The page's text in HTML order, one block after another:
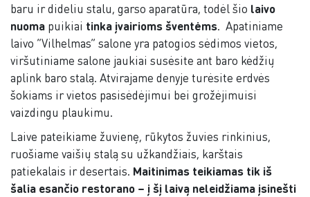
baru ir dideliu stalu, garso aparatūra, todėl šio laivo
nuoma puikiai tinka įvairioms šventėms. Apatiniame
laivo “Vilhelmas” salone yra patogios sėdimos vietos,
viršutiniame salone jaukiai susėsite ant baro kėdžių
aplink baro stalą. Atvirajame denyje turėsite erdvės
šokiams ir vietos pasisėdėjimui bei grožėjimuisi
vaizdingu plaukimu.
Laive pateikiame žuvienę, rūkytos žuvies rinkinius,
ruošiame vaišių stalą su užkandžiais, karštais
patiekalais ir desertais. Maitinimas teikiamas tik iš
šalia esančio restorano – į šį laivą neleidžiama įsinešti